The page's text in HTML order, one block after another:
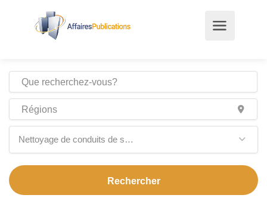
Nettoyage de conduits de sécheuse